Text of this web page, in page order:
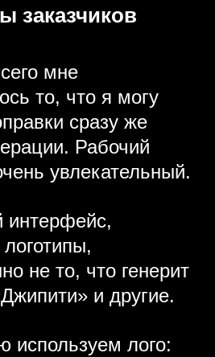
заказчиков
мне
то, что я могу
сразу же
Рабочий
увлекательный.
интерфейс,
не то, что генерит
и другие.
используем лого: